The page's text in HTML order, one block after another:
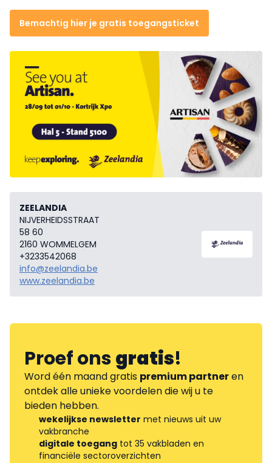
Bemachtig hier je gratis toegangsticket
ZEELANDIA
NIJVERHEIDSSTRAAT
58 60
2160 WOMMELGEM
+3233542068
info@zeelandia.be
www.zeelandia.be
Proef onsgratis!
Word één maand gratis premium partneren
ontdek alle unieke voordelen die wij u te
bieden hebben.
wekelijkse newsletter met nieuws uit uw
vakbranche
digitale toegang tot 35 vakbladen en
financiële sectoroverzichten